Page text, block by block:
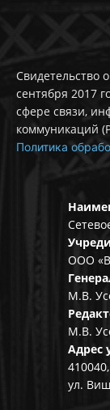
Свидетельство
сентября 2017
сфере связи,
коммуникаций
Политика
ООО
М.В.
М.В.
Адрес
ул.